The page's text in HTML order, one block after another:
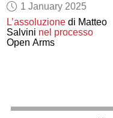
1 January 2025
L’assoluzione di Matteo
Salvini nel processo
Open Arms